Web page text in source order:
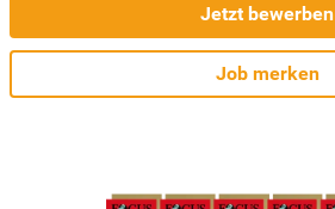
Jetzt bewerben
Job merken